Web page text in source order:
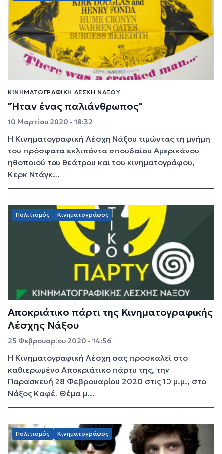
ΚΙΝΗΜΑΤΟΓΡΑΦΙΚΉ ΛΈΣΧΗ ΝΆΞΟΥ
"Ήταν ένας παλιάνθρωπος"
10 Μαρτίου 2020 - 18:32
Η Κινηματογραφική Λέσχη Νάξου τιμώντας τη μνήμη
του πρόσφατα εκλιπόντα σπουδαίου Αμερικάνου
ηθοποιού του θεάτρου και του κινηματογράφου,
Κερκ Ντάγκ...
Πολιτισμός Κινηματογράφος
Αποκριάτικο πάρτι της Κινηματογραφικής
Λέσχης Νάξου
25 Φεβρουαρίου 2020 - 14:56
Η Κινηματογραφική Λέσχη σας προσκαλεί στο
καθιερωμένο Αποκριάτικο πάρτυ της, την
Παρασκευή 28 Φεβρουαρίου 2020 στις 10 μ.μ., στο
Νάξος Καφέ. Θέμα μ...
Πολιτισμός Κινηματογράφος